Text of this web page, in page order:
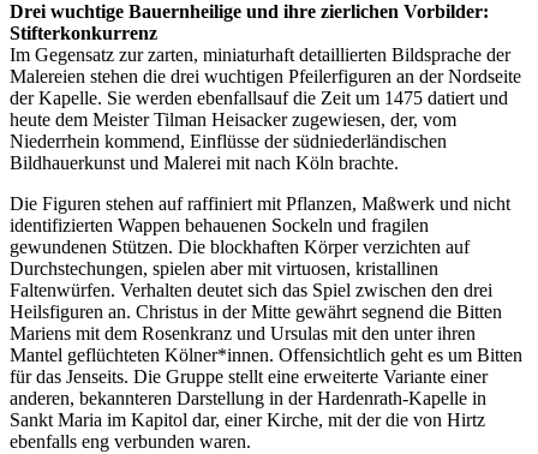
Drei wuchtige Bauernheilige und ihre zierlichen Vorbilder:
Stifterkonkurrenz
Im Gegensatz zur zarten, miniaturhaft detaillierten Bildsprache der
Malereien stehen die drei wuchtigen Pfeilerfiguren an der Nordseite
der Kapelle. Sie werden ebenfallsauf die Zeit um 1475 datiert und
heute dem Meister Tilman Heisacker zugewiesen, der, vom
Niederrhein kommend, Einflüsse der südniederländischen
Bildhauerkunst und Malerei mit nach Köln brachte.
Die Figuren stehen auf raffiniert mit Pflanzen, Maßwerk und nicht
identifizierten Wappen behauenen Sockeln und fragilen
gewundenen Stützen. Die blockhaften Körper verzichten auf
Durchstechungen, spielen aber mit virtuosen, kristallinen
Faltenwürfen. Verhalten deutet sich das Spiel zwischen den drei
Heilsfiguren an. Christus in der Mitte gewährt segnend die Bitten
Mariens mit dem Rosenkranz und Ursulas mit den unter ihren
Mantel geflüchteten Kölner*innen. Offensichtlich geht es um Bitten
für das Jenseits. Die Gruppe stellt eine erweiterte Variante einer
anderen, bekannteren Darstellung in der Hardenrath-Kapelle in
Sankt Maria im Kapitol dar, einer Kirche, mit der die von Hirtz
ebenfalls eng verbunden waren.